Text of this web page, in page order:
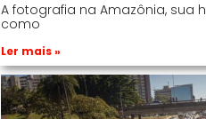
A fotografia na Amazônia, sua
como
Ler mais »